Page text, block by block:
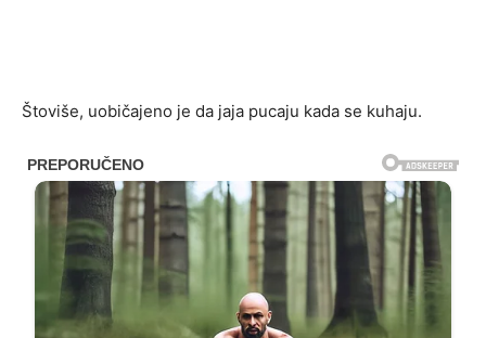
Štoviše, uobičajeno je da jaja pucaju kada se kuhaju.